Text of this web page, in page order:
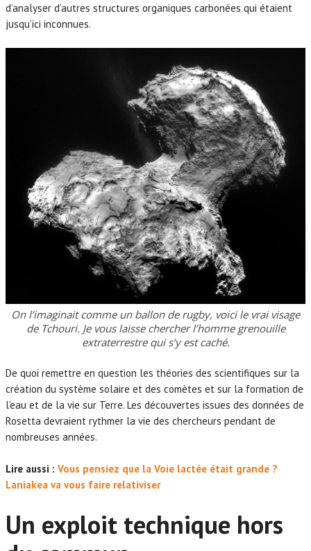
d’analyser d’autres structures organiques carbonées qui étaient
jusqu’ici inconnues.
On l’imaginait comme un ballon de rugby, voici le vrai visage
de Tchouri. Je vous laisse chercher l’homme grenouille
extraterrestre qui s’y est caché.
De quoi remettre en question les théories des scientifiques sur la
création du système solaire et des comètes et sur la formation de
l’eau et de la vie sur Terre. Les découvertes issues des données de
Rosetta devraient rythmer la vie des chercheurs pendant de
nombreuses années.
Lire aussi : Vous pensiez que la Voie lactée était grande ?
Laniakea va vous faire relativiser
Un exploit technique hors